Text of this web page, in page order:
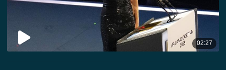
02:27